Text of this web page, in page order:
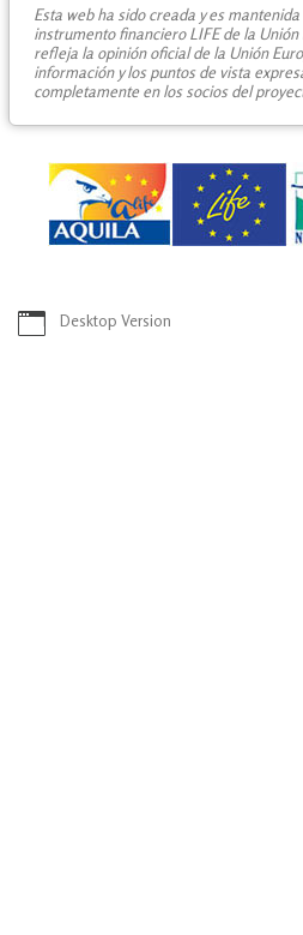
Esta web ha sido creada y es
instrumento financiero LIFE de la Unión
refleja la opinión oficial de la Unión
información y los puntos de vista
completamente en los socios del
Desktop Version